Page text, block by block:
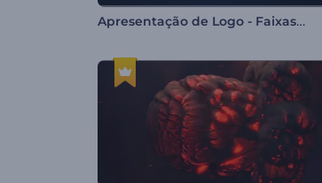
Apresentação de Logo - Faixas Luminosas